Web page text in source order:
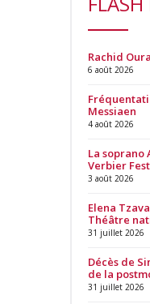
Rachid
6 août 2026
Messiaen
4 août 2026
La soprano
Verbier
3 août 2026
Elena
Théâtre
31 juillet 2026
Décès de
de la
31 juillet 2026